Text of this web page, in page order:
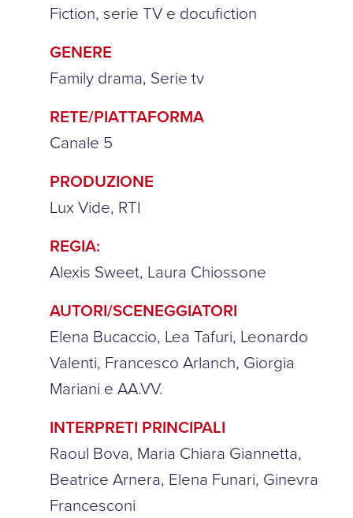
Fiction, serie TV e docufiction
GENERE
Family drama, Serie tv
RETE/PIATTAFORMA
Canale 5
PRODUZIONE
Lux Vide, RTI
REGIA:
Alexis Sweet, Laura Chiossone
AUTORI/SCENEGGIATORI
Elena Bucaccio, Lea Tafuri, Leonardo
Valenti, Francesco Arlanch, Giorgia
Mariani e AA.VV.
INTERPRETI PRINCIPALI
Raoul Bova, Maria Chiara Giannetta,
Beatrice Arnera, Elena Funari, Ginevra
Francesconi